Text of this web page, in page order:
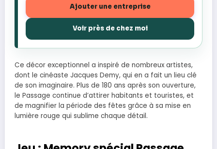
Ajouter une entreprise
Voir près de chez moi
Ce décor exceptionnel a inspiré de nombreux artistes,
dont le cinéaste Jacques Demy, qui en a fait un lieu clé
de son imaginaire. Plus de 180 ans après son ouverture,
le Passage continue d’attirer habitants et touristes, et
de magnifier la période des fêtes grâce à sa mise en
lumière rouge qui sublime chaque détail.